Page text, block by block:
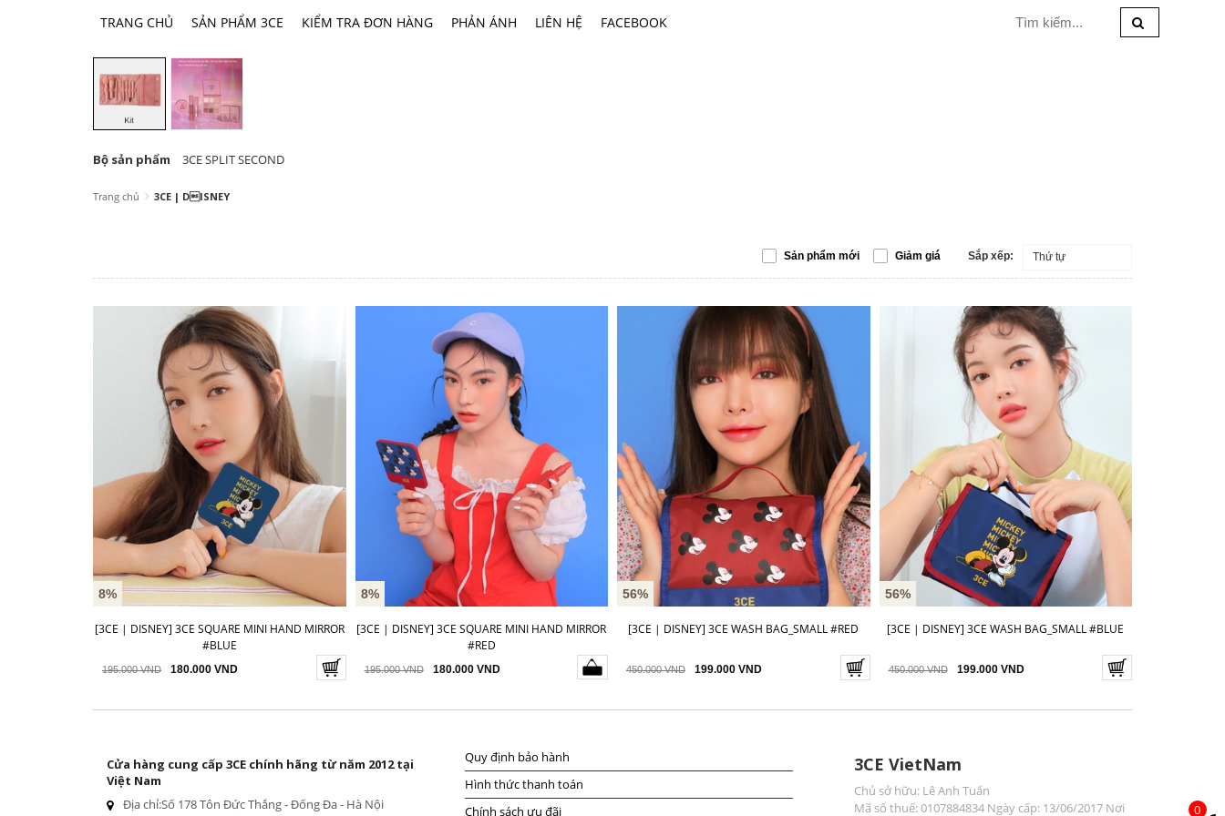
TRANG CHỦ SẢN PHẨM 3CE KIỂM TRA ĐƠN HÀNG PHẢN ÁNH LIÊN HỆ FACEBOOK
Bộ sản phẩm 3CE SPLIT SECOND
Trang chủ 3CE | DISNEY
Sản phẩm mới Giảm giá Sắp xếp: Thứ tự
8%
[3CE | DISNEY] 3CE SQUARE MINI HAND MIRROR
#BLUE
195.000 VND 180.000 VND
8%
[3CE | DISNEY] 3CE SQUARE MINI HAND MIRROR
#RED
195.000 VND 180.000 VND
56%
[3CE | DISNEY] 3CE WASH BAG_SMALL #RED
450.000 VND 199.000 VND
56%
[3CE | DISNEY] 3CE WASH BAG_SMALL #BLUE
450.000 VND 199.000 VND
Cửa hàng cung cấp 3CE chính hãng từ năm 2012 tại
Việt Nam
Địa chỉ:Số 178 Tôn Đức Thắng - Đống Đa - Hà Nội
Quy định bảo hành
Hình thức thanh toán
Chính sách ưu đãi
3CE VietNam
Chủ sở hữu: Lê Anh Tuấn
Mã số thuế: 0107884834 Ngày cấp: 13/06/2017 Nơi
0